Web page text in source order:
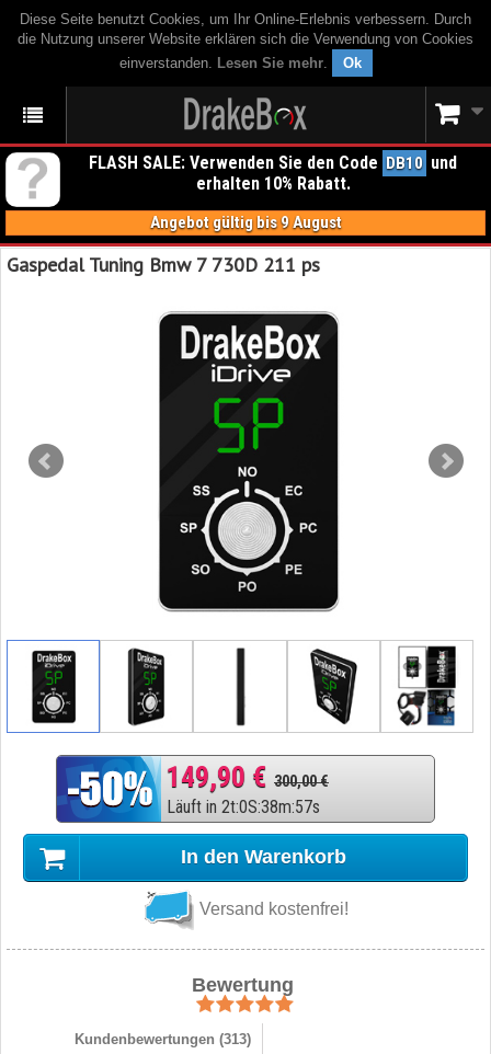
Diese Seite benutzt Cookies, um Ihr Online-Erlebnis verbessern. Durch
die Nutzung unserer Website erklären sich die Verwendung von Cookies
einverstanden. Lesen Sie mehr. Ok
FLASH SALE: Verwenden Sie den Code DB10 und
erhalten 10% Rabatt.
Angebot gültig bis 9 August
Gaspedal Tuning Bmw 7 730D 211 ps
149,90 € 300,00 €
Läuft in 2t:0S:38m:56s
In den Warenkorb
Versand kostenfrei!
Bewertung
Kundenbewertungen (313)